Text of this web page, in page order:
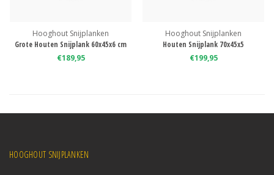
Hooghout Snijplanken
Grote Houten Snijplank 60x45x6 cm
€189,95
Hooghout Snijplanken
Houten Snijplank 70x45x5
€199,95
HOOGHOUT SNIJPLANKEN